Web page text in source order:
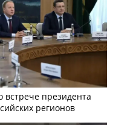
встрече президента
регионов